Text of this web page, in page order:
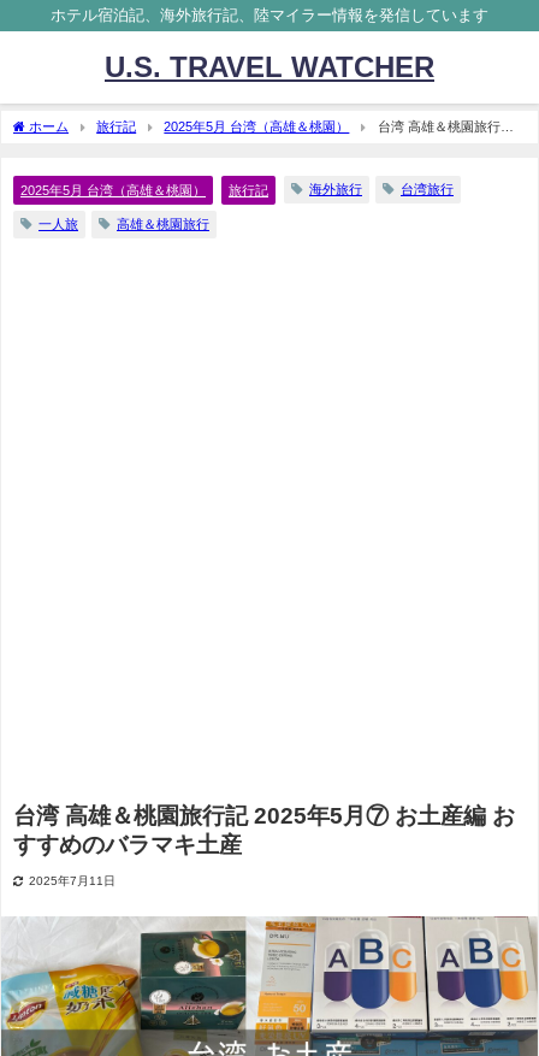
ホテル宿泊記、海外旅行記、陸マイラー情報を発信しています
U.S. TRAVEL WATCHER
ホーム 旅行記 2025年5月 台湾（高雄＆桃園）
台湾 高雄＆桃園旅行記
2025年5月 台湾（高雄＆桃園） 旅行記 海外旅行 台湾旅行
一人旅 高雄＆桃園旅行
台湾 高雄＆桃園旅行記 2025年5月⑦ お土産編 お
すすめのバラマキ土産
2025年7月11日